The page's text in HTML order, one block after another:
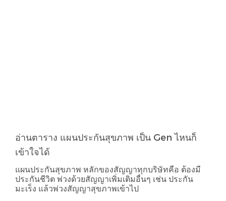
อ่านตาราง แผนประกันสุขภาพ เป็น Gen ไหนก็
เข้าใจได้
แผนประกันสุขภาพ หลักของสัญญาทุกบริษัทคือ ต้องมี
ประกันชีวิต พ่วงด้วยสัญญาเพิ่มเติมอื่นๆ เช่น ประกัน
มะเร็ง แล้วพ่วงสัญญาสุขภาพเข้าไป